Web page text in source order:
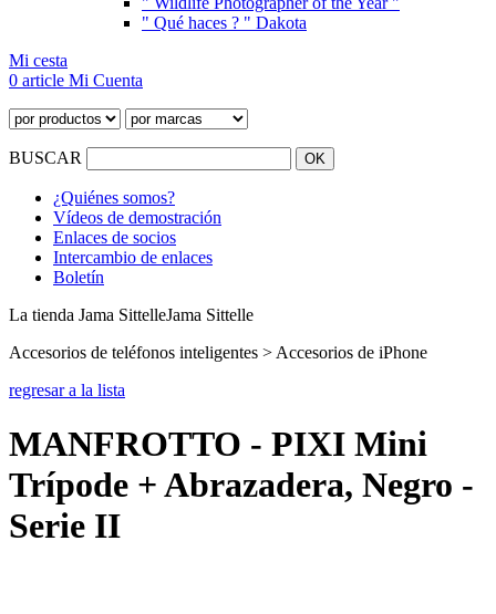
" Qué haces ? " Dakota
Mi cesta
0 article Mi Cuenta
BUSCAR
¿Quiénes somos?
Vídeos de demostración
Enlaces de socios
Intercambio de enlaces
Boletín
La tienda Jama SittelleJama Sittelle
Accesorios de teléfonos inteligentes > Accesorios de iPhone
regresar a la lista
MANFROTTO - PIXI Mini
Trípode + Abrazadera, Negro -
Serie II